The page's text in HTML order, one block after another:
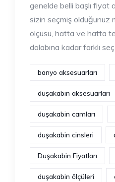
genelde belli başlı fiyat
sizin seçmiş olduğunuz
ölçüsü, hatta ve hatta
dolabına kadar farklı
banyo aksesuarları
duşakabin aksesuarları
duşakabin camları
duşakabin cinsleri
Duşakabin Fiyatları
duşakabin ölçüleri